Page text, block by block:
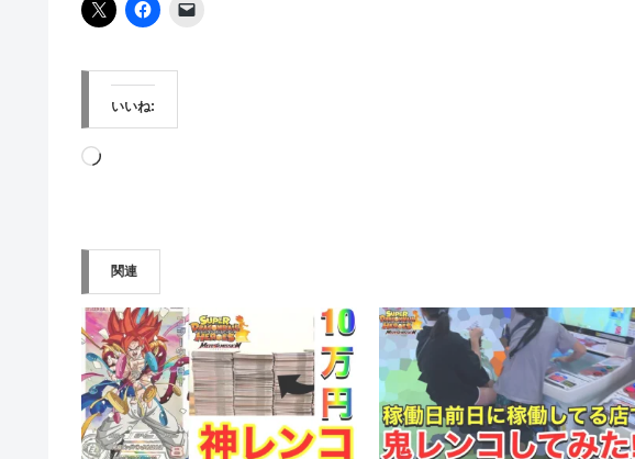
いいね:
読
み
中…
関連